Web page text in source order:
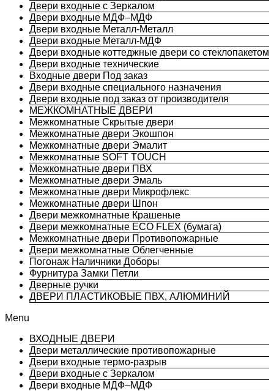
Двери входные с Зеркалом
Двери входные МДФ–МДФ
Двери входные Металл-Металл
Двери входные Металл-МДФ
Двери входные коттеджные двери со стеклопакетом
Двери входные технические
Входные двери Под заказ
Двери входные специального назначения
Двери входные под заказ от производителя
МЕЖКОМНАТНЫЕ ДВЕРИ
Межкомнатные Скрытые двери
Межкомнатные двери Экошпон
Межкомнатные двери Эмалит
Межкомнатные SOFT TOUCH
Межкомнатные двери ПВХ
Межкомнатные двери Эмаль
Межкомнатные двери Микрофлекс
Межкомнатные двери Шпон
Двери межкомнатные Крашеные
Двери межкомнатные ECO FLEX (бумага)
Межкомнатные двери Противопожарные
Двери межкомнатные Облегченные
Погонаж Наличники Доборы
Фурнитура Замки Петли
Дверные ручки
ДВЕРИ ПЛАСТИКОВЫЕ ПВХ, АЛЮМИНИЙ
Menu
ВХОДНЫЕ ДВЕРИ
Двери металлические противопожарные
Двери входные термо-разрыв
Двери входные с Зеркалом
Двери входные МДФ–МДФ